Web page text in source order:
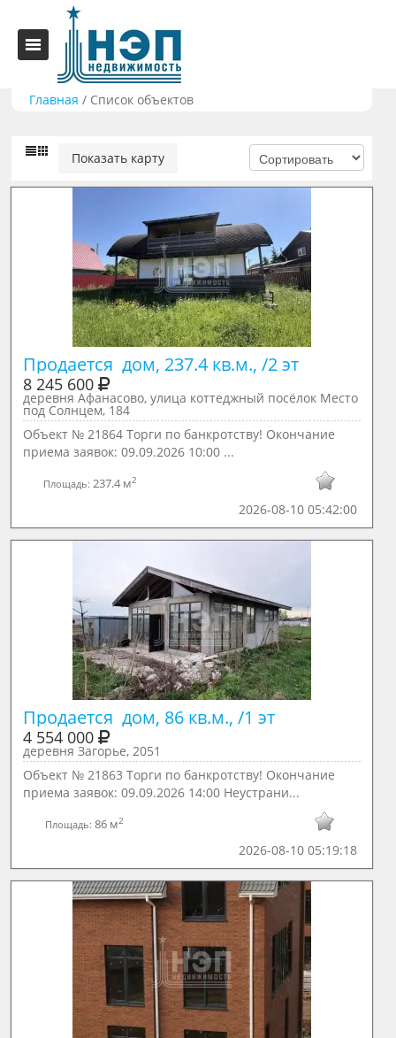
Главная / Список объектов
Показать карту
Продается  дом, 237.4 кв.м., /2 эт
8 245 600
деревня Афанасово, улица коттеджный посёлок Место
под Солнцем, 184
Объект № 21864 Торги по банкротству! Окончание
приема заявок: 09.09.2026 10:00 ...
Площадь: 237.4 м2
2026-08-10 05:42:00
Продается  дом, 86 кв.м., /1 эт
4 554 000
деревня Загорье, 2051
Объект № 21863 Торги по банкротству! Окончание
приема заявок: 09.09.2026 14:00 Неустрани...
Площадь:86 м2
2026-08-10 05:19:18